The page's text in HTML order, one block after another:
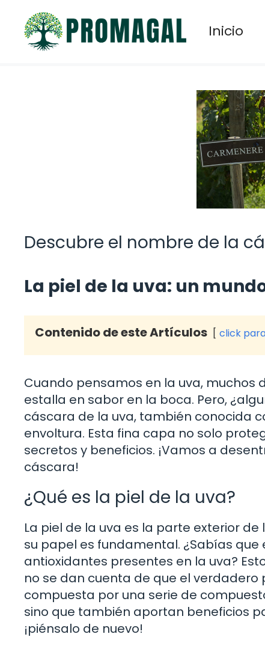
contenido
Inicio
Descubre el nombre de la
La piel de la uva: un
Contenido de este Artículos click
Cuando pensamos en la uva, muchos
estalla en sabor en la boca. Pero,
cáscara de la uva, también conocida
envoltura. Esta fina capa no solo
secretos y beneficios. ¡Vamos a
cáscara!
¿Qué es la piel de la uva?
La piel de la uva es la parte exterior
su papel es fundamental. ¿Sabías
antioxidantes presentes en la uva?
no se dan cuenta de que el verdadero
compuesta por una serie de
sino que también aportan beneficios
¡piénsalo de nuevo!